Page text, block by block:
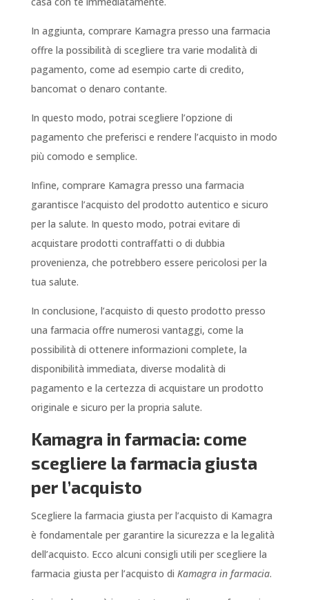
In aggiunta, comprare Kamagra presso una farmacia
offre la possibilità di scegliere tra varie modalità di
pagamento, come ad esempio carte di credito,
bancomat o denaro contante.
In questo modo, potrai scegliere l’opzione di
pagamento che preferisci e rendere l’acquisto in modo
più comodo e semplice.
Infine, comprare Kamagra presso una farmacia
garantisce l’acquisto del prodotto autentico e sicuro
per la salute. In questo modo, potrai evitare di
acquistare prodotti contraffatti o di dubbia
provenienza, che potrebbero essere pericolosi per la
tua salute.
In conclusione, l’acquisto di questo prodotto presso
una farmacia offre numerosi vantaggi, come la
possibilità di ottenere informazioni complete, la
disponibilità immediata, diverse modalità di
pagamento e la certezza di acquistare un prodotto
originale e sicuro per la propria salute.
Kamagra in farmacia: come
scegliere la farmacia giusta
per l’acquisto
Scegliere la farmacia giusta per l’acquisto di Kamagra
è fondamentale per garantire la sicurezza e la legalità
dell’acquisto. Ecco alcuni consigli utili per scegliere la
farmacia giusta per l’acquisto di Kamagra in farmacia.